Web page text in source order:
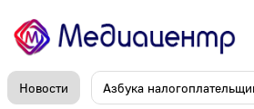
Новости Азбука